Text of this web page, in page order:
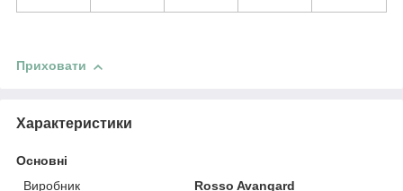
Приховати
Характеристики
Основні
Виробник
Rosso Avangard